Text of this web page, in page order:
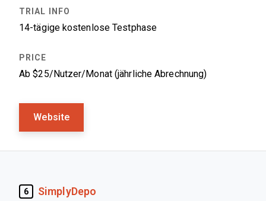
14-tägige kostenlose Testphase
Ab $25/Nutzer/Monat (jährliche Abrechnung)
Website
6 SimplyDepo